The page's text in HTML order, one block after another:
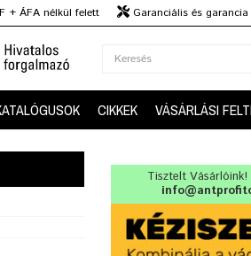
+ ÁFA nélkül felett
Garanciális és garancia
CIKKEK VÁSÁRLÁSI
Tisztelt Vásárlóink!